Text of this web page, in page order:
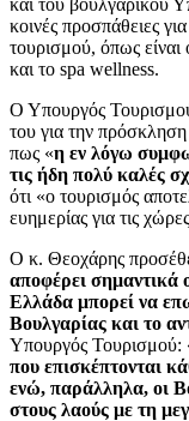
κοινές προσπάθειες
τουρισμού, όπως είναι
και το spa wellness.
Ο Υπουργός
του για την πρόσκληση
πως «η εν λόγω
τις ήδη πολύ καλές
ότι «ο τουρισμός
ευημερίας για τις
Ο κ. Θεοχάρης
αποφέρει σημαντικά
Ελλάδα μπορεί να
Βουλγαρίας και το
Υπουργός Τουρισμού:
που επισκέπτονται
ενώ, παράλληλα, οι
στους λαούς με τη